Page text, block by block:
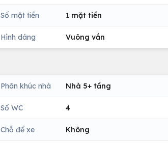
Số mặt tiền 1 mặt tiền
Hình dáng Vuông vắn
Phân khúc nhà Nhà 5+ tầng
Số WC 4
Chỗ để xe Không